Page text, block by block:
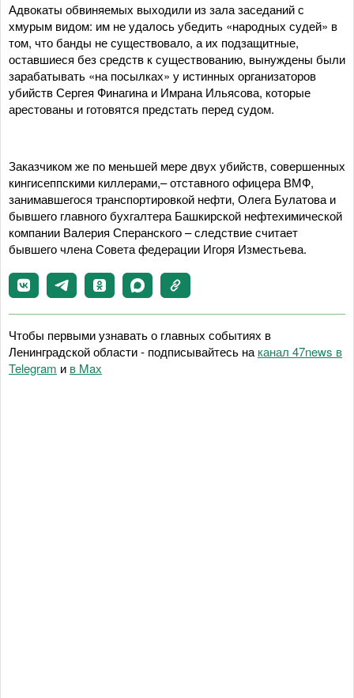
Адвокаты обвиняемых выходили из зала заседаний с
хмурым видом: им не удалось убедить «народных судей» в
том, что банды не существовало, а их подзащитные,
оставшиеся без средств к существованию, вынуждены были
зарабатывать «на посылках» у истинных организаторов
убийств Сергея Финагина и Имрана Ильясова, которые
арестованы и готовятся предстать перед судом.
Заказчиком же по меньшей мере двух убийств, совершенных
кингисеппскими киллерами,– отставного офицера ВМФ,
занимавшегося транспортировкой нефти, Олега Булатова и
бывшего главного бухгалтера Башкирской нефтехимической
компании Валерия Сперанского – следствие считает
бывшего члена Совета федерации Игоря Изместьева.
Чтобы первыми узнавать о главных событиях в
Ленинградской области - подписывайтесь на канал 47news в
Telegram и в Maх